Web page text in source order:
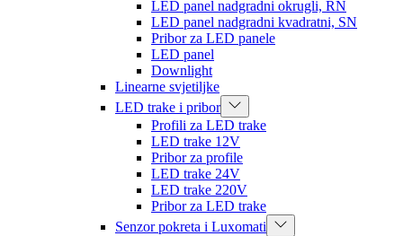
LED panel nadgradni okrugli, RN
LED panel nadgradni kvadratni, SN
Pribor za LED panele
LED panel
Downlight
Linearne svjetiljke
LED trake i pribor
Profili za LED trake
LED trake 12V
Pribor za profile
LED trake 24V
LED trake 220V
Pribor za LED trake
Senzor pokreta i Luxomati